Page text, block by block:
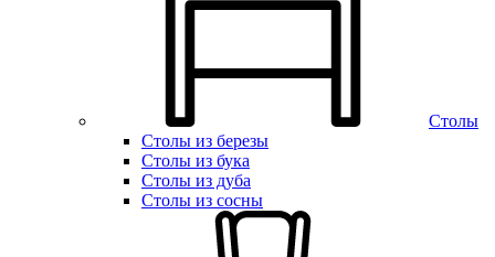
Столы
Столы из березы
Столы из бука
Столы из дуба
Столы из сосны